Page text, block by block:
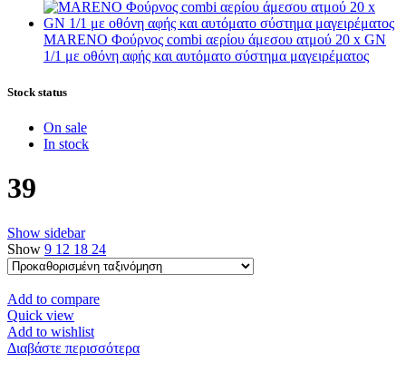
MARENO Φούρνος combi αερίου άμεσου ατμού 20 x GN
1/1 με οθόνη αφής και αυτόματο σύστημα μαγειρέματος
Stock status
On sale
In stock
39
Show sidebar
Show 9 12 18 24
Add to compare
Quick view
Add to wishlist
Διαβάστε περισσότερα